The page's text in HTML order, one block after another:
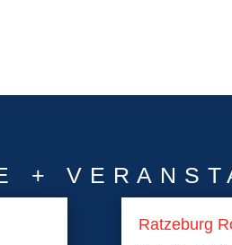
+
Ratzeburg